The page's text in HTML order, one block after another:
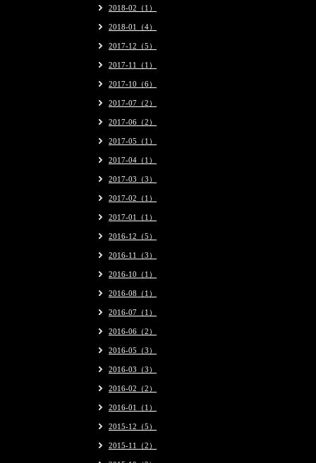
2018-02（1）
2018-01（4）
2017-12（5）
2017-11（1）
2017-10（6）
2017-07（2）
2017-06（2）
2017-05（1）
2017-04（1）
2017-03（3）
2017-02（1）
2017-01（1）
2016-12（5）
2016-11（3）
2016-10（1）
2016-08（1）
2016-07（1）
2016-06（2）
2016-05（3）
2016-03（3）
2016-02（2）
2016-01（1）
2015-12（5）
2015-11（2）